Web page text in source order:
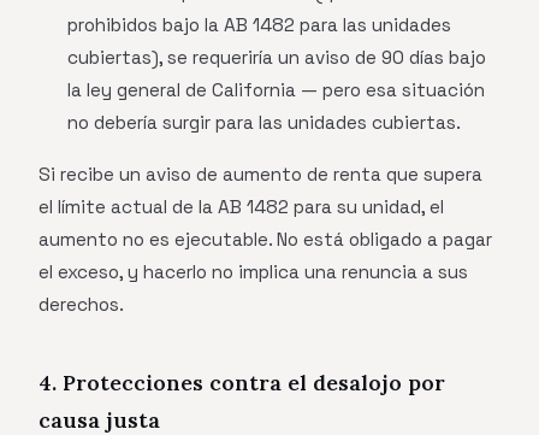
prohibidos bajo la AB 1482 para las unidades
cubiertas), se requeriría un aviso de 90 días bajo
la ley general de California — pero esa situación
no debería surgir para las unidades cubiertas.
Si recibe un aviso de aumento de renta que supera
el límite actual de la AB 1482 para su unidad, el
aumento no es ejecutable. No está obligado a pagar
el exceso, y hacerlo no implica una renuncia a sus
derechos.
4. Protecciones contra el desalojo por
causa justa